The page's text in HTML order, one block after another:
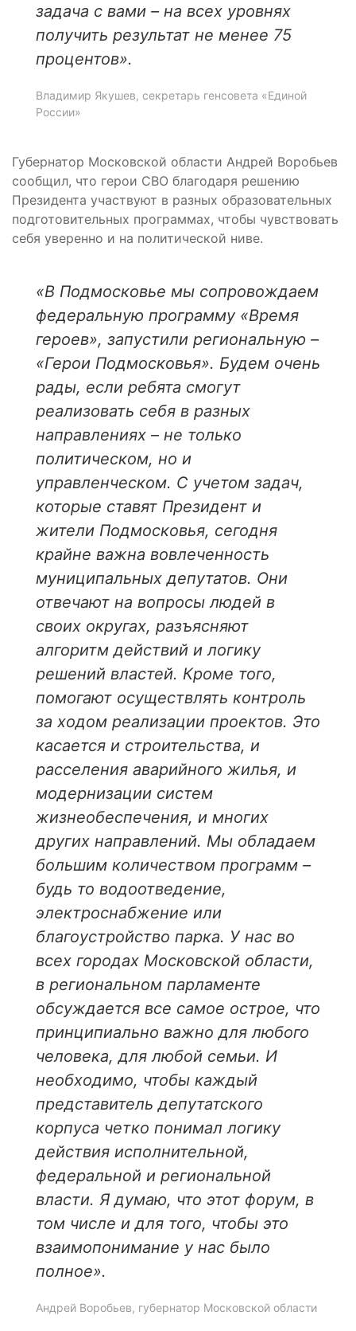
задача с вами – на всех уровнях
получить результат не менее 75
процентов».
Владимир Якушев, секретарь генсовета «Единой
России»
Губернатор Московской области Андрей Воробьев
сообщил, что герои СВО благодаря решению
Президента участвуют в разных образовательных
подготовительных программах, чтобы чувствовать
себя уверенно и на политической ниве.
«В Подмосковье мы сопровождаем
федеральную программу «Время
героев», запустили региональную –
«Герои Подмосковья». Будем очень
рады, если ребята смогут
реализовать себя в разных
направлениях – не только
политическом, но и
управленческом. С учетом задач,
которые ставят Президент и
жители Подмосковья, сегодня
крайне важна вовлеченность
муниципальных депутатов. Они
отвечают на вопросы людей в
своих округах, разъясняют
алгоритм действий и логику
решений властей. Кроме того,
помогают осуществлять контроль
за ходом реализации проектов. Это
касается и строительства, и
расселения аварийного жилья, и
модернизации систем
жизнеобеспечения, и многих
других направлений. Мы обладаем
большим количеством программ –
будь то водоотведение,
электроснабжение или
благоустройство парка. У нас во
всех городах Московской области,
в региональном парламенте
обсуждается все самое острое, что
принципиально важно для любого
человека, для любой семьи. И
необходимо, чтобы каждый
представитель депутатского
корпуса четко понимал логику
действия исполнительной,
федеральной и региональной
власти. Я думаю, что этот форум, в
том числе и для того, чтобы это
взаимопонимание у нас было
полное».
Андрей Воробьев, губернатор Московской области